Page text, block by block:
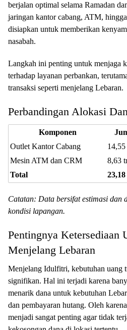
berjalan optimal selama Ramadan
jaringan kantor cabang, ATM,
disiapkan untuk memberikan
nasabah.
Langkah ini penting untuk menjaga
terhadap layanan perbankan,
transaksi seperti menjelang Lebaran.
Perbandingan Alokasi
Komponen
Outlet Kantor Cabang
Mesin ATM dan CRM
8,63
Total
Catatan: Data bersifat estimasi dan
kondisi lapangan.
Pentingnya Ketersediaan
Menjelang Lebaran
Menjelang Idulfitri, kebutuhan uang
signifikan. Hal ini terjadi karena
menarik dana untuk kebutuhan
dan pembayaran hutang. Oleh
menjadi sangat penting agar tidak